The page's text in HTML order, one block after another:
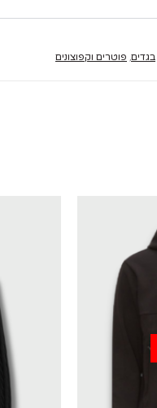
בגדים, פוטרים וקפוצונים